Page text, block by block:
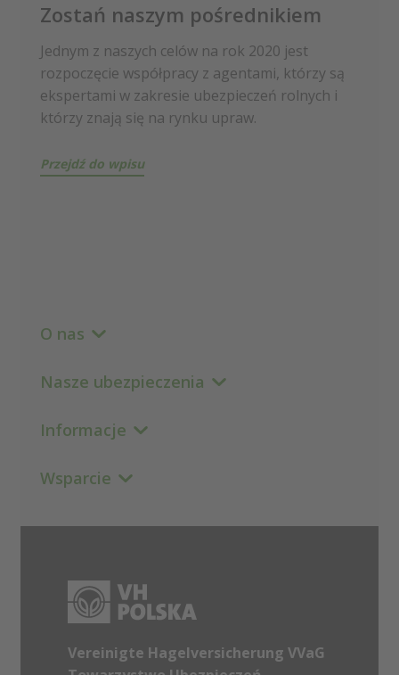
Zostań naszym pośrednikiem
Jednym z naszych celów na rok 2020 jest
rozpoczęcie współpracy z agentami, którzy są
ekspertami w zakresie ubezpieczeń rolnych i
którzy znają się na rynku upraw.
Przejdź do wpisu
O nas
Nasze ubezpieczenia
Informacje
Wsparcie
Vereinigte Hagelversicherung VVaG